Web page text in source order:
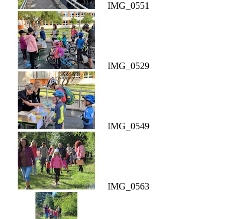
IMG_0551
IMG_0529
IMG_0549
IMG_0563